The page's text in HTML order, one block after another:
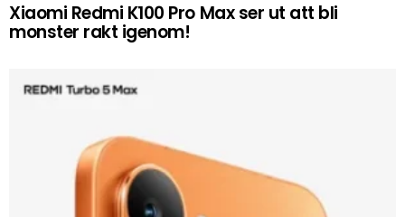
Xiaomi Redmi K100 Pro Max ser ut att bli
monster rakt igenom!